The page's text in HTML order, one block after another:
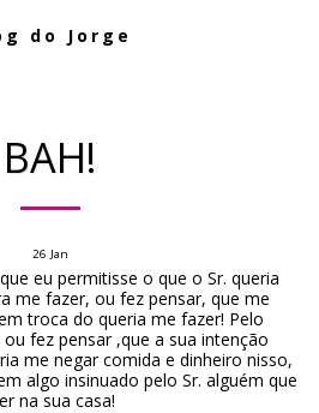
do Jorge
BAH!
26 Jan
eu permitisse o que o Sr. queria
me fazer, ou fez pensar, que me
troca do queria me fazer! Pelo
fez pensar ,que a sua intenção
me negar comida e dinheiro nisso,
algo insinuado pelo Sr. alguém que
na sua casa!